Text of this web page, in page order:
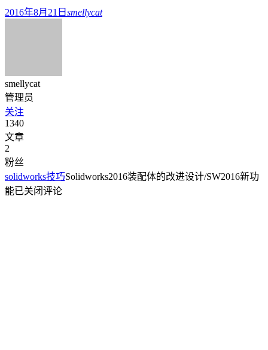
2016年8月21日 smellycat
smellycat
管理员
关注
1340
文章
2
粉丝
solidworks技巧Solidworks2016装配体的改进设计/SW2016新功
能已关闭评论